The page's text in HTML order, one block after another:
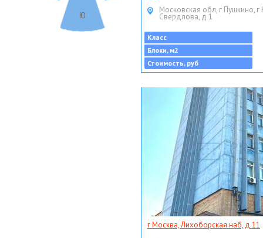
Ю
Московская обл, г Пушкино, г
Свердлова, д 1
Класс
Блоки, м2
Стоимость, руб
г Москва, Лихоборская наб, д 11